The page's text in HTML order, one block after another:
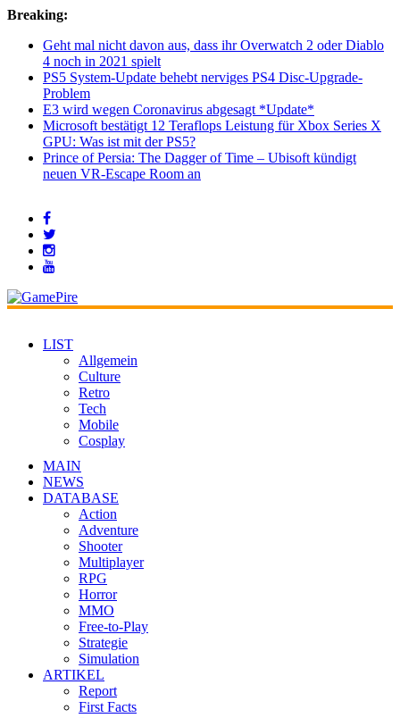
Breaking:
Geht mal nicht davon aus, dass ihr Overwatch 2 oder Diablo
4 noch in 2021 spielt
PS5 System-Update behebt nerviges PS4 Disc-Upgrade-
Problem
E3 wird wegen Coronavirus abgesagt *Update*
Microsoft bestätigt 12 Teraflops Leistung für Xbox Series X
GPU: Was ist mit der PS5?
Prince of Persia: The Dagger of Time – Ubisoft kündigt
neuen VR-Escape Room an
LIST
Allgemein
Culture
Retro
Tech
Mobile
Cosplay
MAIN
NEWS
DATABASE
Action
Adventure
Shooter
Multiplayer
RPG
Horror
MMO
Free-to-Play
Strategie
Simulation
ARTIKEL
Report
First Facts